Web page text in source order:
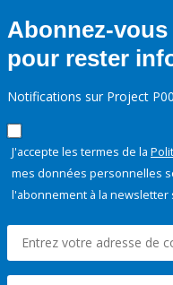
Abonnez-
pour rester
Notifications sur Project
J'accepte les termes de la
mes données personnelles
l'abonnement à la newsletter